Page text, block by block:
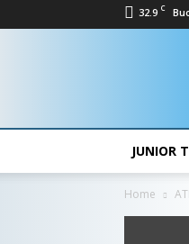
32.9 C
JUNIOR
Home